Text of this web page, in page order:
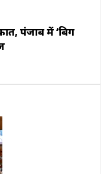
पंजाब में ‘बिग